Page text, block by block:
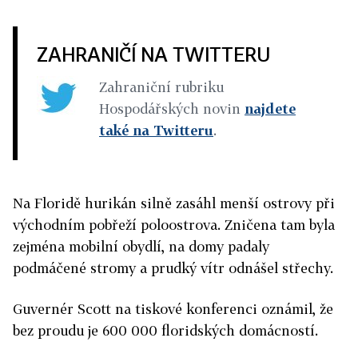
ZAHRANIČÍ NA TWITTERU
Zahraniční rubriku
Hospodářských novin najdete
také na Twitteru.
Na Floridě hurikán silně zasáhl menší ostrovy při
východním pobřeží poloostrova. Zničena tam byla
zejména mobilní obydlí, na domy padaly
podmáčené stromy a prudký vítr odnášel střechy.
Guvernér Scott na tiskové konferenci oznámil, že
bez proudu je 600 000 floridských domácností.